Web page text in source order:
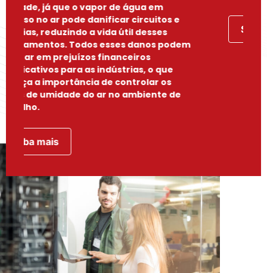
Saiba mais